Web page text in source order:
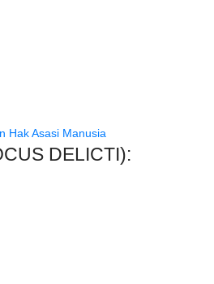
DELICTI):